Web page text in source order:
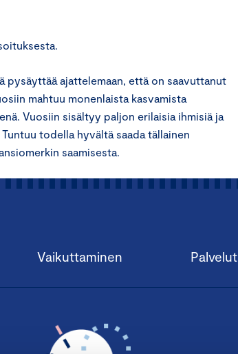
pysäyttää ajattelemaan, että on saavuttanut
mahtuu monenlaista kasvamista
Vuosiin sisältyy paljon erilaisia ihmisiä ja
todella hyvältä saada tällainen
saamisesta.
Vaikuttaminen Palvelut